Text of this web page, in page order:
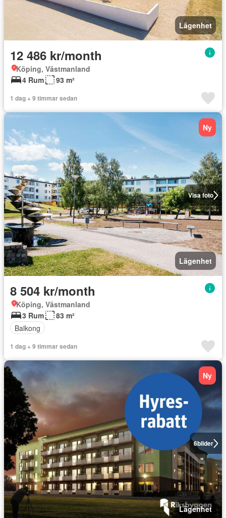
Lägenhet
12 486 kr/month
Köping, Västmanland
4 Rum
93 m²
1 dag + 9 timmar sedan
Visa foto
Ny
Lägenhet
8 504 kr/month
Köping, Västmanland
3 Rum
83 m²
Balkong
1 dag + 9 timmar sedan
6bilder
Ny
Lägenhet